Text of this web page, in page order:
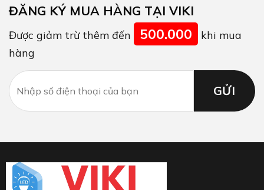
ĐĂNG KÝ MUA HÀNG TẠI VIKI
Được giảm trừ thêm đến 500.000
khi mua
hàng